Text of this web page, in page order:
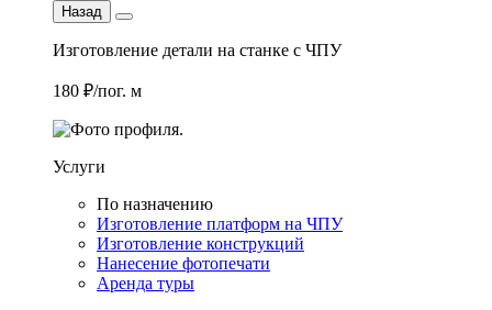
Назад
Изготовление детали на станке с ЧПУ
180 ₽/пог. м
Услуги
По назначению
Изготовление платформ на ЧПУ
Изготовление конструкций
Нанесение фотопечати
Аренда туры